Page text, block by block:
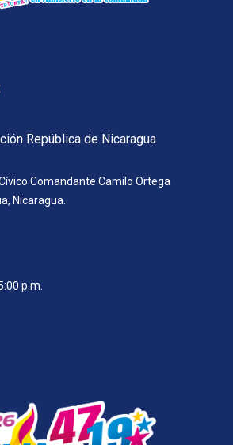
República de Nicaragua
Comandante Camilo Ortega
Nicaragua.
p.m.